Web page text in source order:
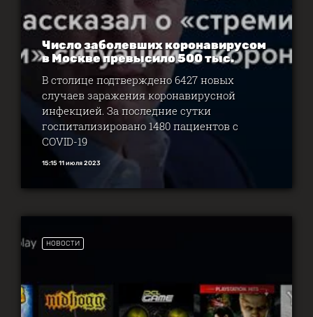
Число заболевших коронавирусом
в Москве превысило 500 тыс.
В столице подтверждено 6427 новых
случаев заражения коронавирусной
инфекцией. За последние сутки
госпитализировано 1480 пациентов с
COVID-19
15:15 11 июля 2023
НОВОСТИ